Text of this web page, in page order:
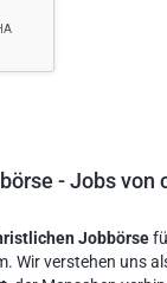
- Jobs von
Jobbörse
Wir verstehen uns